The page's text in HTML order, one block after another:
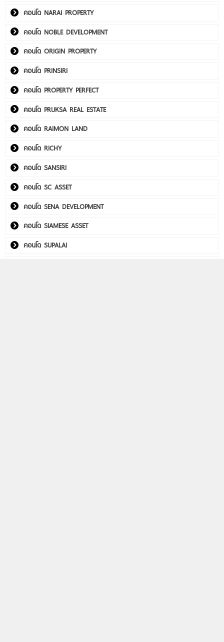
คอนโด NARAI PROPERTY
คอนโด NOBLE DEVELOPMENT
คอนโด ORIGIN PROPERTY
คอนโด PRINSIRI
คอนโด PROPERTY PERFECT
คอนโด PRUKSA REAL ESTATE
คอนโด RAIMON LAND
คอนโด RICHY
คอนโด SANSIRI
คอนโด SC ASSET
คอนโด SENA DEVELOPMENT
คอนโด SIAMESE ASSET
คอนโด SUPALAI